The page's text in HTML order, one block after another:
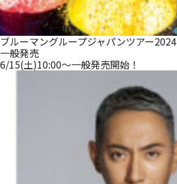
ブルーマングループジャパンツアー2024
一般発売
6/15(土)10:00～一般発売開始！